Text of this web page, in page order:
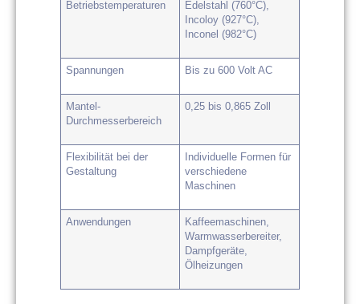
Betriebstemperaturen
Edelstahl (760°C),
Incoloy (927°C),
Inconel (982°C)
Spannungen Bis zu 600 Volt AC
Mantel-
Durchmesserbereich
0,25 bis 0,865 Zoll
Flexibilität bei der
Gestaltung
Individuelle Formen für
verschiedene
Maschinen
Anwendungen
Kaffeemaschinen,
Warmwasserbereiter,
Dampfgeräte,
Ölheizungen